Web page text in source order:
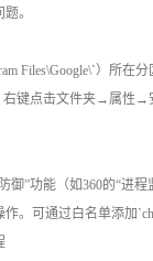
。
Files\Google\`）所在
右键点击文件夹→属性
御”功能（如360的“进
。可通过白名单添加